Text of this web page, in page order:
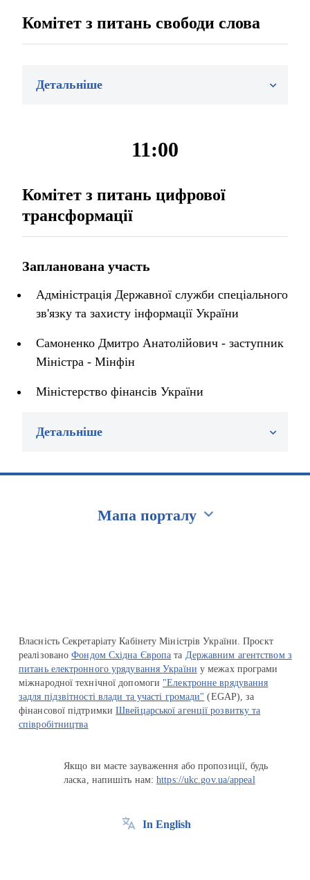
Комітет з питань свободи слова
Детальніше
11:00
Комітет з питань цифрової
трансформації
Запланована участь
Адміністрація Державної служби спеціального
зв'язку та захисту інформації України
Самоненко Дмитро Анатолійович - заступник
Міністра - Мінфін
Міністерство фінансів України
Детальніше
Мапа порталу
Власність Секретаріату Кабінету Міністрів України. Проєкт
реалізованоФондом Східна Європа та Державним агентством з
питань електронного урядування України у межах програми
міжнародної технічної допомоги "Електронне врядування
задля підзвітності влади та участі громади" (EGAP), за
фінансової підтримкиШвейцарської агенції розвитку та
співробітництва
Якщо ви маєте зауваження або пропозиції, будь
ласка, напишіть нам:https://ukc.gov.ua/appeal
In English